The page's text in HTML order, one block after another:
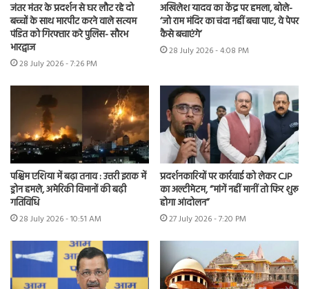
जंतर मंतर के प्रदर्शन से घर लौट रहे दो
बच्चों के साथ मारपीट करने वाले सत्यम
पंडित को गिरफ्तार करे पुलिस- सौरभ
भारद्वाज
28 July 2026 - 7:26 PM
अखिलेश यादव का केंद्र पर हमला, बोले-
‘जो राम मंदिर का चंदा नहीं बचा पाए, वे पेपर
कैसे बचाएंगे’
28 July 2026 - 4:08 PM
पश्चिम एशिया में बढ़ा तनाव : उत्तरी इराक में
ड्रोन हमले, अमेरिकी विमानों की बढ़ी
गतिविधि
28 July 2026 - 10:51 AM
प्रदर्शनकारियों पर कार्रवाई को लेकर CJP
का अल्टीमेटम, “मांगें नहीं मानीं तो फिर शुरू
होगा आंदोलन”
27 July 2026 - 7:20 PM